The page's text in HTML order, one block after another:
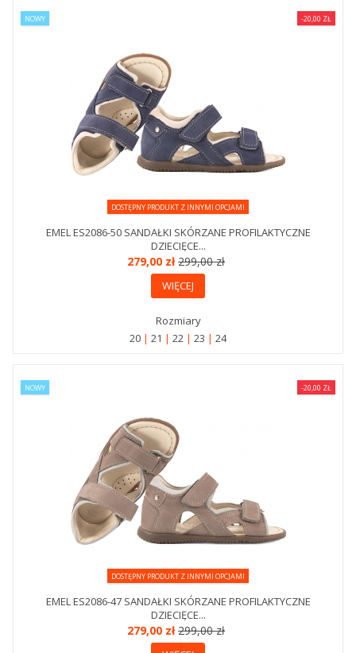
-20,00 ZŁ
NOWY
DOSTĘPNY PRODUKT Z INNYMI OPCJAMI
EMEL ES2086-50 SANDAŁKI SKÓRZANE PROFILAKTYCZNE
DZIECIĘCE...
279,00 zł299,00 zł
WIĘCEJ
Rozmiary
20
21 22 23 24
-20,00 ZŁ
NOWY
DOSTĘPNY PRODUKT Z INNYMI OPCJAMI
EMEL ES2086-47 SANDAŁKI SKÓRZANE PROFILAKTYCZNE
DZIECIĘCE...
279,00 zł299,00 zł